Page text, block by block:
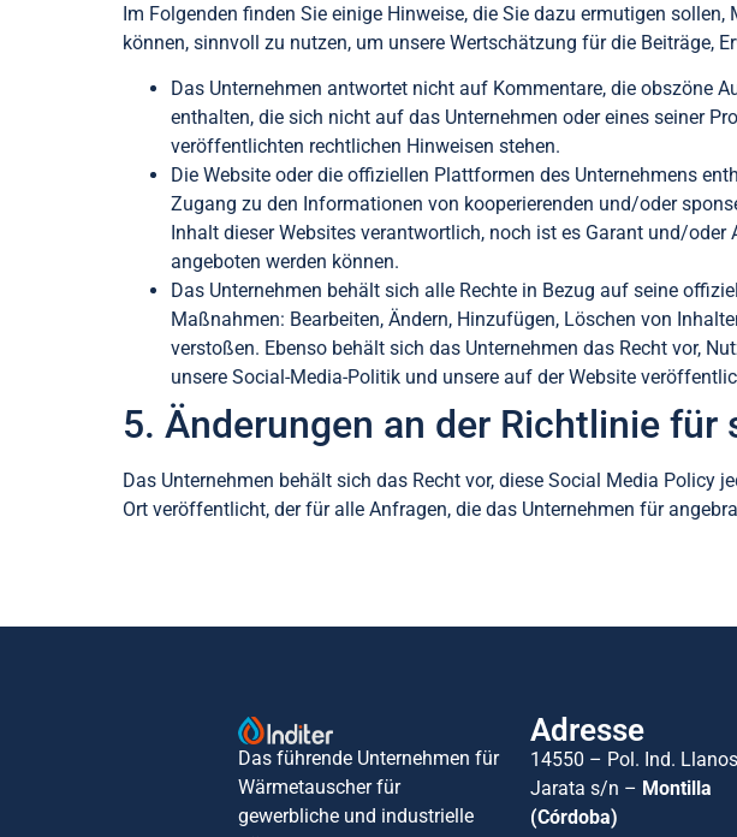
Im Folgenden finden Sie einige Hinweise, die Sie dazu ermutigen
können, sinnvoll zu nutzen, um unsere Wertschätzung für die Beiträge,
Das Unternehmen antwortet nicht auf Kommentare, die obszöne
enthalten, die sich nicht auf das Unternehmen oder eines seiner
veröffentlichten rechtlichen Hinweisen stehen.
Die Website oder die offiziellen Plattformen des Unternehmens
Zugang zu den Informationen von kooperierenden und/oder
Inhalt dieser Websites verantwortlich, noch ist es Garant und/
angeboten werden können.
Das Unternehmen behält sich alle Rechte in Bezug auf seine
Maßnahmen: Bearbeiten, Ändern, Hinzufügen, Löschen von
verstoßen. Ebenso behält sich das Unternehmen das Recht vor,
unsere Social-Media-Politik und unsere auf der Website
5. Änderungen an der Richtlinie für
Das Unternehmen behält sich das Recht vor, diese Social Media Policy
Ort veröffentlicht, der für alle Anfragen, die das Unternehmen für
Das führende Unternehmen für
Wärmetauscher für
gewerbliche und industrielle
Adresse
14550 – Pol. Ind.
Jarata s/n – Montilla
(Córdoba)